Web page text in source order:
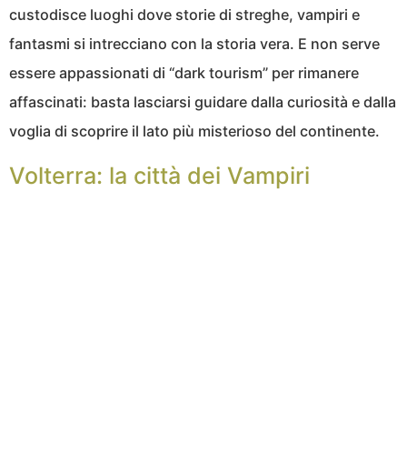
custodisce luoghi dove storie di streghe, vampiri e
fantasmi si intrecciano con la storia vera. E non serve
essere appassionati di “dark tourism” per rimanere
affascinati: basta lasciarsi guidare dalla curiosità e dalla
voglia di scoprire il lato più misterioso del continente.
Volterra: la città dei Vampiri